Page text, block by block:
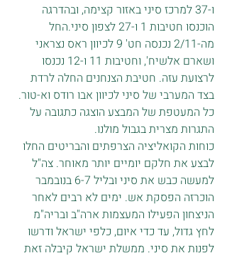
ו-37 למרכז סיני באזור קצימה, ובהדרגה
הוכנסו חטיבות 1 ו-27 לצפון סיני.החל
מה-2/11 נכנסה חט' 9 לכיוון ראס נצראני
ושארם אלשיח', וחטיבות 11 ו-12 נכנסו
לרצועת עזה. חטיבת הצנחנים החלה לרדת
בצד המערבי של סיני לכיוון אבו רודס וא-טור.
כל המעטפת של המבצע הוצגה כתגובה על
התגרות מצרית בגבול מולנו.
כוחות הקואליציה הצרפתים והבריטים החלו
לבצע את חלקם יומיים יותר מאוחר. צה"ל
למעשה כבש את סיני ובליל 6-7 בנובמבר
הוכרזה הפסקת אש. ימים לא רבים לאחר
הניצחון הפעילו המעצמות ארה"ב ובריה"מ
לחץ גדול, עד כדי איום, כלפי ישראל ודרשו
לפנות את סיני. ממשלת ישראל קיבלה זאת